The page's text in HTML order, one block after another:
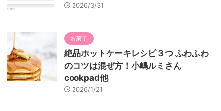
2026/3/31
お菓子
絶品ホットケーキレシピ３つ ふわふわ
のコツは混ぜ方！小嶋ルミさん
cookpad他
2026/1/21